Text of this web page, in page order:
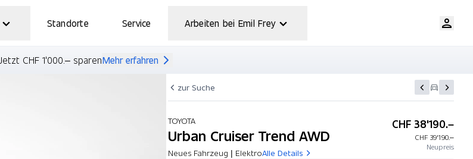
Standorte Service Arbeiten bei Emil Frey
Jetzt CHF 1'000.– sparenMehr erfahren
zur Suche
TOYOTA
Urban Cruiser Trend AWD
Neues Fahrzeug | ElektroAlle Details
CHF 38'190.–
CHF 39'190.–
Neupreis